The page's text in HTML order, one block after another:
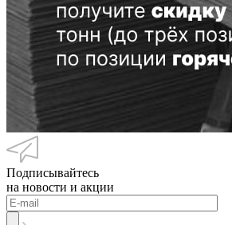
Подписывайтесь
на новости и акции